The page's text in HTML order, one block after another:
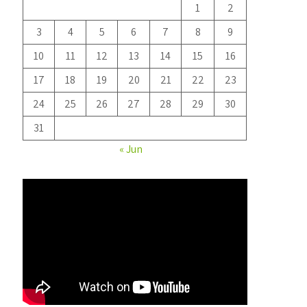
1
2
3
4 5 6 7 8
9
10
11 12 13 14 15
16
17
18 19 20 21 22
23
24
25 26 27 28 29
30
31
« Jun